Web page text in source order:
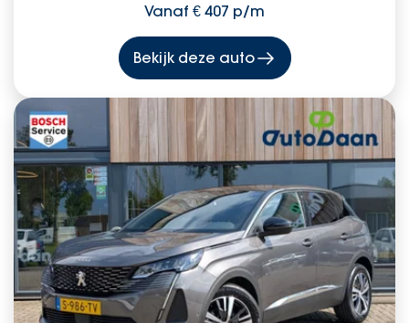
Vanaf € 407 p/m
Bekijk deze auto